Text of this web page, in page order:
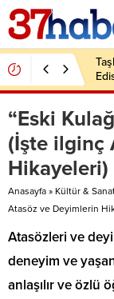
“Eski
(İşte ilginç
Hikayeleri)
Anasayfa » Kültür &
Atasöz ve Deyimlerin
Atasözleri ve
deneyim ve
anlaşılır ve özlü